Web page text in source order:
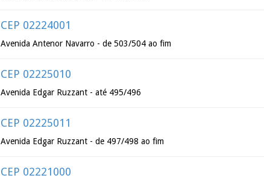
CEP 02224001
Avenida Antenor Navarro - de 503/504 ao fim
CEP 02225010
Avenida Edgar Ruzzant - até 495/496
CEP 02225011
Avenida Edgar Ruzzant - de 497/498 ao fim
CEP 02221000